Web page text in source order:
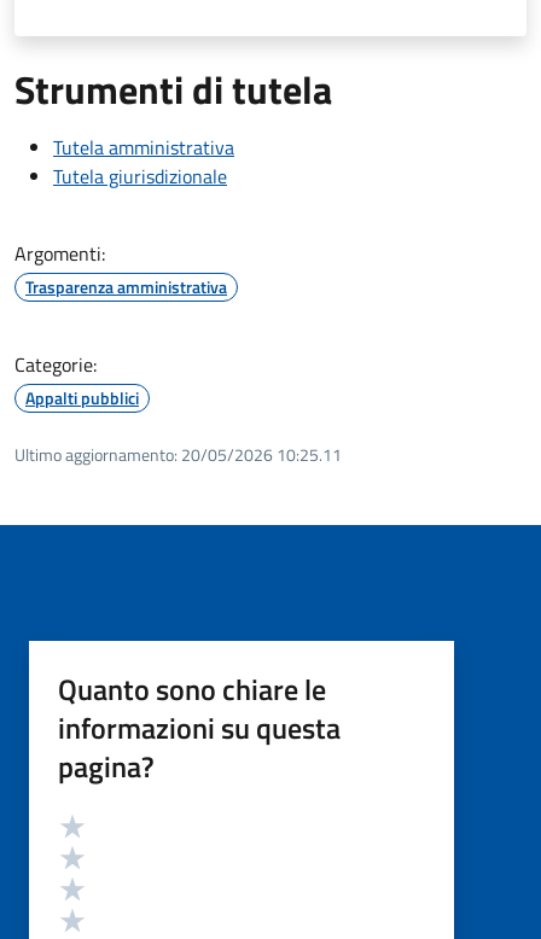
Strumenti di tutela
Tutela amministrativa
Tutela giurisdizionale
Argomenti:
Trasparenza amministrativa
Categorie:
Appalti pubblici
Ultimo aggiornamento: 20/05/2026 10:25.11
Quanto sono chiare le
informazioni su questa
pagina?
Valutazione